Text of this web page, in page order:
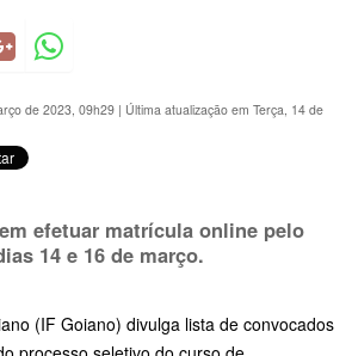
de 2023, 09h29 | Última atualização em Terça, 14 de
efetuar matrícula online pelo
14 e 16 de março.
(IF Goiano) divulga lista de convocados